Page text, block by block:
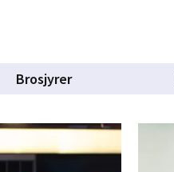
Brosjyrer